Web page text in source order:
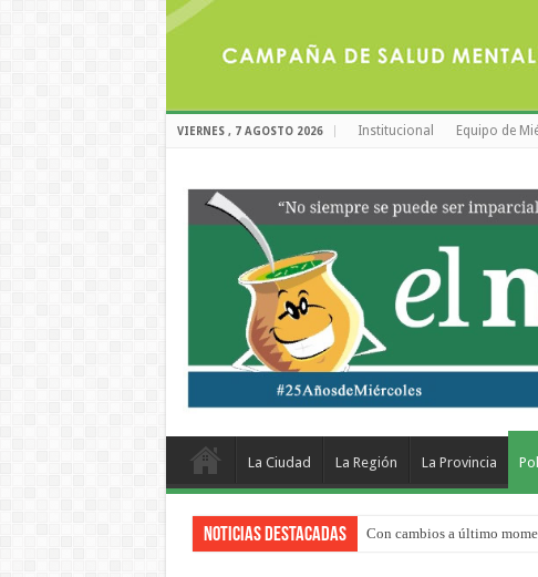
VIERNES , 7 AGOSTO 2026 Institucional Equipo de
La Ciudad La Región La Provincia
Noticias Destacadas Con cambios a último